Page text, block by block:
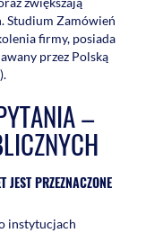
Studium Zamówień
firmy, posiada
przez Polską
–
PRZEZNACZONE
instytucjach